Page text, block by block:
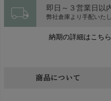
local_shipping 即日～３営業日以
弊社倉庫より手配いたし
納期の詳細はこち
商品について